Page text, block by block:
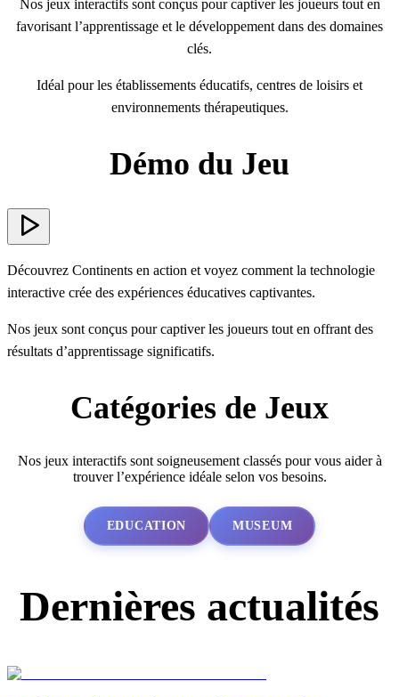
Nos jeux interactifs sont conçus pour captiver les joueurs tout en
favorisant l’apprentissage et le développement dans des domaines
clés.
Idéal pour les établissements éducatifs, centres de loisirs et
environnements thérapeutiques.
Démo du Jeu
Découvrez Continents en action et voyez comment la technologie
interactive crée des expériences éducatives captivantes.
Nos jeux sont conçus pour captiver les joueurs tout en offrant des
résultats d’apprentissage significatifs.
Catégories de Jeux
Nos jeux interactifs sont soigneusement classés pour vous aider à
trouver l’expérience idéale selon vos besoins.
EDUCATION MUSEUM
Dernières actualités